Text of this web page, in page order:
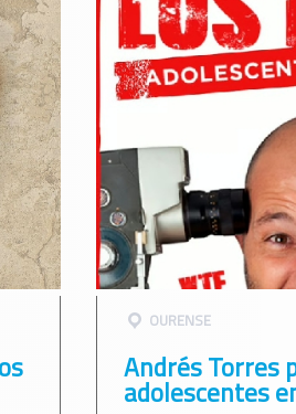
OURENSE
Andrés Torres
adolescentes